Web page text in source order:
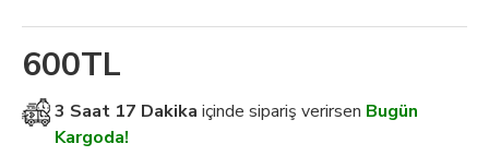
600TL
3 Saat 17 Dakika içinde sipariş verirsen Bugün
Kargoda!